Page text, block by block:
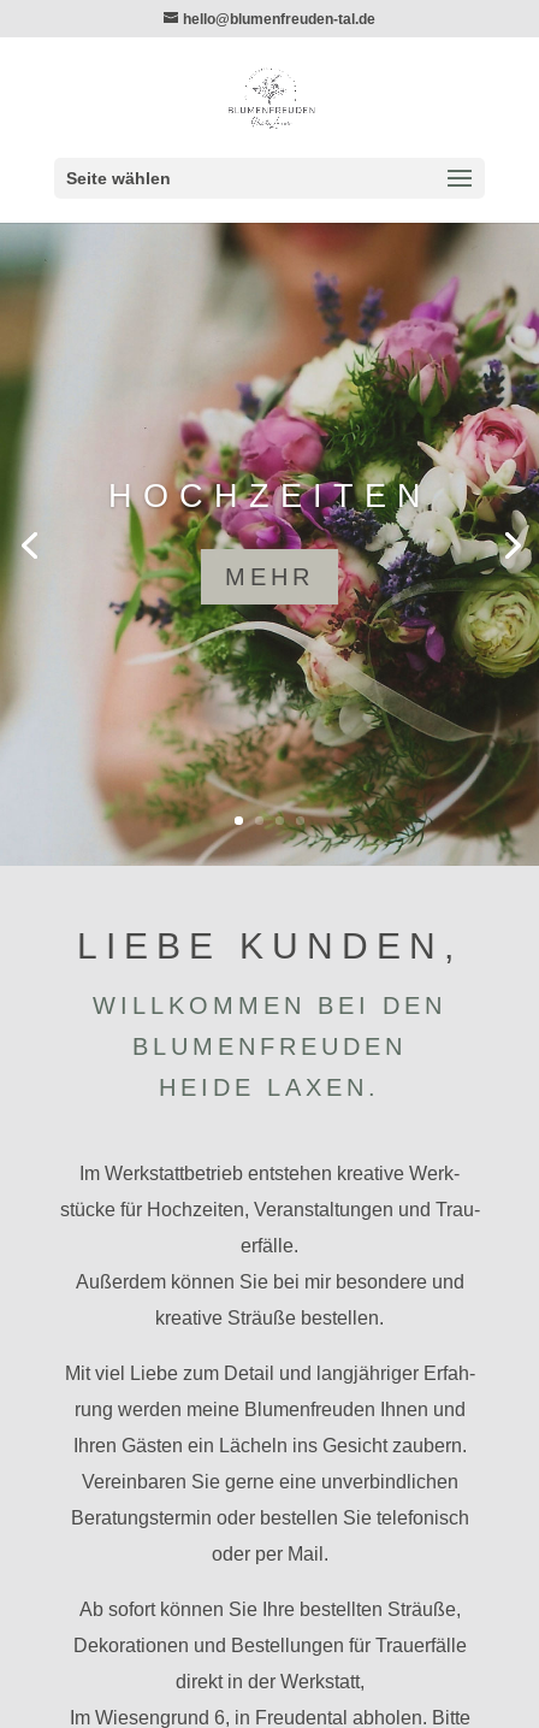
hello@blumenfreuden-tal.de
Seite wählen
HOCH­ZEITEN
MEHR
LIEBE KUNDEN,
WILL­KOMMEN BEI DEN
BLU­MEN­FREUDEN
HEIDE LAXEN.
Im Werk­statt­be­trieb ent­stehen krea­tive Werk­
stücke für Hoch­zeiten, Ver­an­stal­tungen und Trau­
er­fälle.
Außerdem können Sie bei mir beson­dere und
krea­tive Sträuße bestellen.
Mit viel Liebe zum Detail und lang­jäh­riger Erfah­
rung werden meine Blu­men­freuden Ihnen und
Ihren Gästen ein Lächeln ins Gesicht zau­bern.
Ver­ein­baren Sie gerne eine unver­bind­li­chen
Bera­tungs­termin oder bestellen Sie tele­fo­nisch
oder per Mail.
Ab sofort können Sie Ihre bestellten Sträuße,
Deko­ra­tionen und Bestel­lungen für Trau­er­fälle
direkt in der Werk­statt,
Im Wie­sen­grund 6, in Freu­dental abholen. Bitte